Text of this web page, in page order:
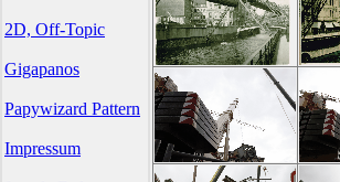
2D, Off-Topic
Gigapanos
Papywizard Pattern
Impressum